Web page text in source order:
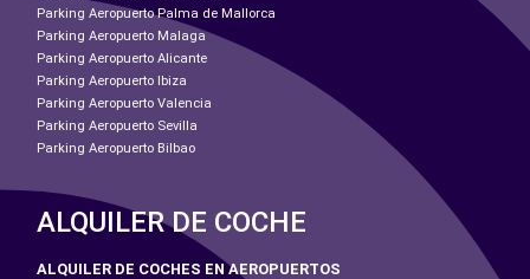
Parking Aeropuerto Palma de Mallorca
Parking Aeropuerto Malaga
Parking Aeropuerto Alicante
Parking Aeropuerto Ibiza
Parking Aeropuerto Valencia
Parking Aeropuerto Sevilla
Parking Aeropuerto Bilbao
ALQUILER DE COCHE
ALQUILER DE COCHES EN AEROPUERTOS